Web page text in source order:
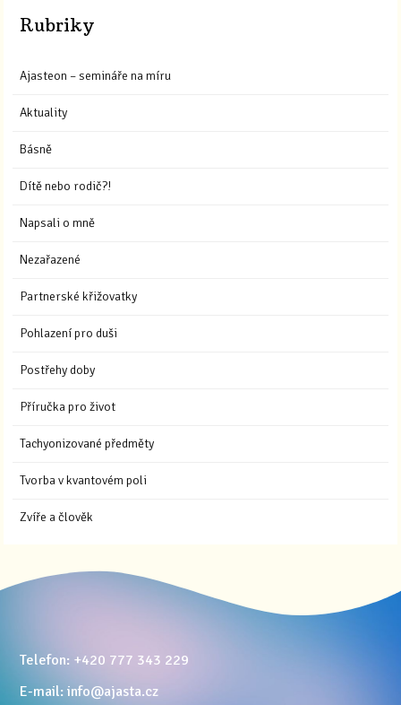
Rubriky
Ajasteon – semináře na míru
Aktuality
Básně
Dítě nebo rodič?!
Napsali o mně
Nezařazené
Partnerské křižovatky
Pohlazení pro duši
Postřehy doby
Příručka pro život
Tachyonizované předměty
Tvorba v kvantovém poli
Zvíře a člověk
Telefon: +420 777 343 229
E-mail: info@ajasta.cz